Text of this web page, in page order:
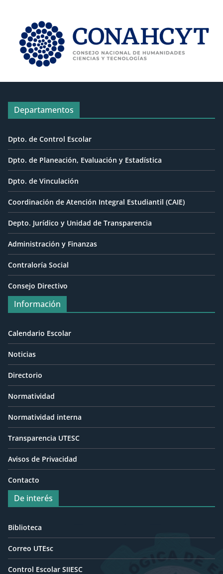
Departamentos
Dpto. de Control Escolar
Dpto. de Planeación, Evaluación y Estadística
Dpto. de Vinculación
Coordinación de Atención Integral Estudiantil (CAIE)
Depto. Jurídico y Unidad de Transparencia
Administración y Finanzas
Contraloría Social
Consejo Directivo
Información
Calendario Escolar
Noticias
Directorio
Normatividad
Normatividad interna
Transparencia UTESC
Avisos de Privacidad
Contacto
De interés
Biblioteca
Correo UTEsc
Control Escolar SIIESC